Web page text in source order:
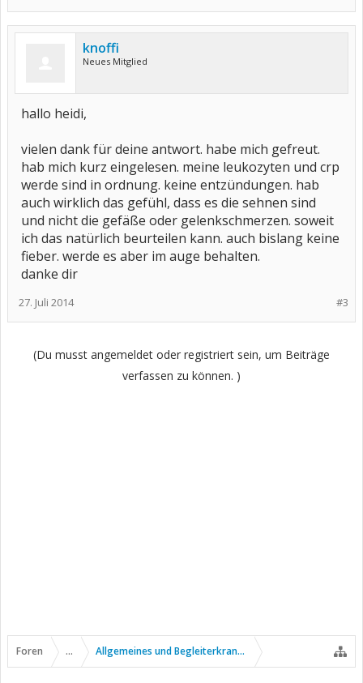
knoffi
Neues Mitglied
hallo heidi,
vielen dank für deine antwort. habe mich gefreut.
hab mich kurz eingelesen. meine leukozyten und crp
werde sind in ordnung. keine entzündungen. hab
auch wirklich das gefühl, dass es die sehnen sind
und nicht die gefäße oder gelenkschmerzen. soweit
ich das natürlich beurteilen kann. auch bislang keine
fieber. werde es aber im auge behalten.
danke dir
#3
27. Juli 2014
(Du musst angemeldet oder registriert sein, um Beiträge
verfassen zu können. )
Foren ... Allgemeines und Begleiterkrankungen